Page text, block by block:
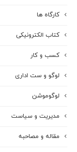
کارگاه ها
کتاب الکترونیکی
کسب و کار
لوگو و ست اداری
لوگوموشن
مدیریت و سیاست
مقاله و مصاحبه